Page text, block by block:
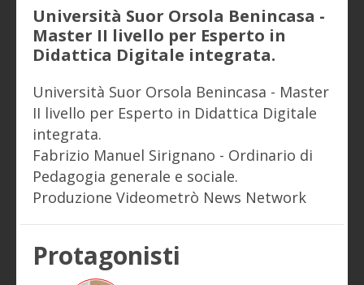
Università Suor Orsola Benincasa -
Master II livello per Esperto in
Didattica Digitale integrata.
Università Suor Orsola Benincasa - Master
II livello per Esperto in Didattica Digitale
integrata.
Fabrizio Manuel Sirignano - Ordinario di
Pedagogia generale e sociale.
Produzione Videometrò News Network
Protagonisti